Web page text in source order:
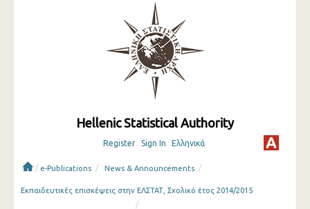
Hellenic Statistical Authority
Register Sign In Ελληνικά
/ e-Publications / News & Announcements /
Εκπαιδευτικές επισκέψεις στην ΕΛΣΤΑΤ, Σχολικό έτος 2014/2015
/